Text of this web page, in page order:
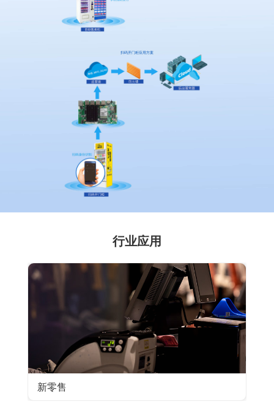
扫码开门柜应用方案
行业应用
· 四信智慧零售解决方案汇总
· 四信数字标牌/广告机无线组网方案
· 基于四信工控一体屏自助饮料机解决方案
新零售